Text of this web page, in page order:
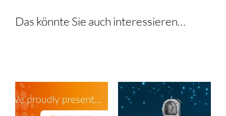
Das könnte Sie auch interessieren…